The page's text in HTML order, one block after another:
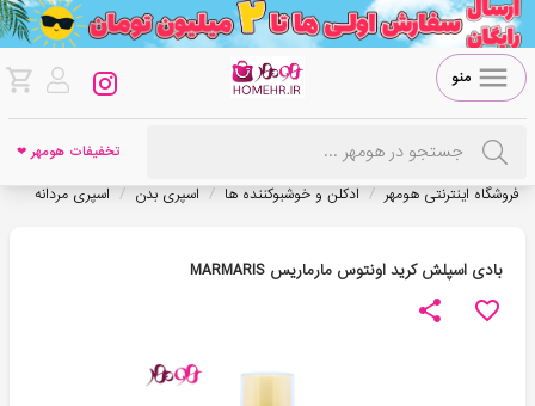
منو
تخفیفات هومهر ❤
فروشگاه اینترنتی هومهر / ادکلن و خوشبوکننده ها / اسپری بدن / اسپری مردانه
بادی اسپلش کرید اونتوس مارماریس MARMARIS